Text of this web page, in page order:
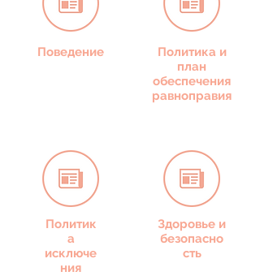
Поведение
Политик
а
исключе
ния
Политика и
план
обеспечения
равноправия
Здоровье и
безопасно
сть